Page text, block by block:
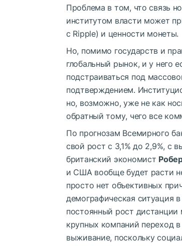
Проблема в том, что связь
институтом власти может
с Ripple) и ценности монеты.
Но, помимо государств и
глобальный рынок, и у него
подстраиваться под
подтверждением.
но, возможно, уже не как
обратный тому, чего все
По прогнозам Всемирного
свой рост с 3,1% до 2,9%, с
британский экономист
и США вообще будет расти
просто нет объективных
демографическая ситуация
постоянный рост
крупных компаний переход
выживание, поскольку